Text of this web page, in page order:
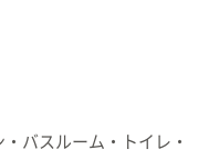
バスルーム・トイレ・